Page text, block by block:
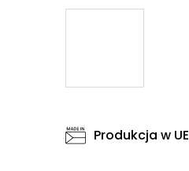
Produkcja w UE